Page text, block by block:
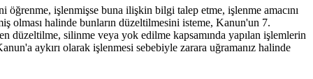
işlenmişse buna ilişkin bilgi talep etme, işlenme amacını
olması halinde bunların düzeltilmesini isteme, Kanun'un 7.
düzeltilme, silinme veya yok edilme kapsamında yapılan işlemlerin
aykırı olarak işlenmesi sebebiyle zarara uğramanız halinde